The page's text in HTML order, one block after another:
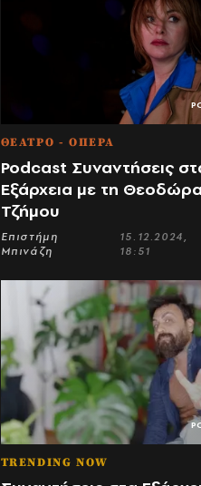
ΘΕΑΤΡΟ - ΟΠΕΡΑ
Podcast Συναντήσεις
Εξάρχεια με τη
Τζήμου
Επιστήμη
Μπινάζη
15.12.2024,
18:51
TRENDING NOW